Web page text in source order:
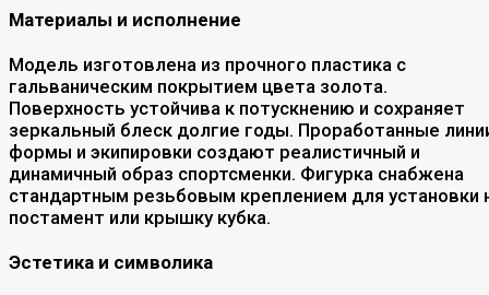
Материалы и исполнение
Модель изготовлена из прочного пластика с
гальваническим покрытием цвета золота.
Поверхность устойчива к потускнению и сохраняет
зеркальный блеск долгие годы. Проработанные
формы и экипировки создают реалистичный и
динамичный образ спортсменки. Фигурка снабжена
стандартным резьбовым креплением для установки
постамент или крышку кубка.
Эстетика и символика